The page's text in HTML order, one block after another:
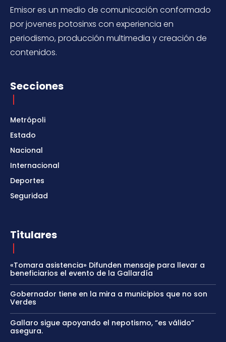
Emisor es un medio de comunicación conformado
por jovenes potosinxs con experiencia en
periodismo, producción multimedia y creación de
contenidos.
Secciones
Metrópoli
Estado
Nacional
Internacional
Deportes
Seguridad
Titulares
«Tomara asistencia» Difunden mensaje para llevar a
beneficiarios el evento de la Gallardía
Gobernador tiene en la mira a municipios que no son
Verdes
Gallaro sigue apoyando el nepotismo, “es válido”
asegura.